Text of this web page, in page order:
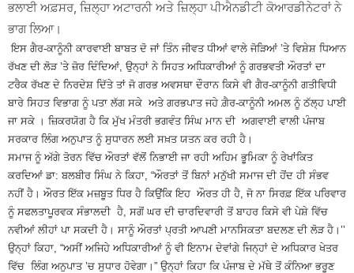
ਭਲਾਈ ਅਫ਼ਸਰ, ਜ਼ਿਲ੍ਹਾ ਅਟਾਰਨੀ ਅਤੇ ਜ਼ਿਲ੍ਹਾ ਪੀਐਨਡੀਟੀ ਕੋਆਰਡੀਨੇਟਰਾਂ ਨੇ
ਭਾਗ ਲਿਆ।
ਇਸ ਗੈਰ-ਕਾਨੂੰਨੀ ਕਾਰਵਾਈ ਬਾਬਤ ਦੋ ਜਾਂ ਤਿੰਨ ਜੀਵਤ ਧੀਆਂ ਵਾਲੇ ਜੋੜਿਆਂ ’ਤੇ ਵਿਸ਼ੇਸ਼ ਧਿਆਨ
ਰੱਖਣ ਦੀ ਲੋੜ ’ਤੇ ਜ਼ੋਰ ਦਿੰਦਿਆਂ, ਉਨ੍ਹਾਂ ਨੇ ਸਿਹਤ ਅਧਿਕਾਰੀਆਂ ਨੂੰ ਗਰਭਵਤੀ ਔਰਤਾਂ ਦਾ
ਟਰੈਕ ਰੱਖਣ ਦੇ ਨਿਰਦੇਸ਼ ਦਿੱਤੇ ਤਾਂ ਜੋ ਗਰਭ ਅਵਸਥਾ ਦੌਰਾਨ ਕਿਸੇ ਵੀ ਗੈਰ-ਕਾਨੂੰਨੀ ਗਤੀਵਿਧੀ
ਬਾਰੇ ਸਿਹਤ ਵਿਭਾਗ ਨੂੰ ਪਤਾ ਲੱਗ ਸਕੇ ਅਤੇ ਗਰਭਪਾਤ ਜਹੇ ਗ਼ੈਰ-ਕਾਨੂੰਨੀ ਅਮਲ ਨੂੰ ਠੱਲ੍ਹ ਪਾਈ
ਜਾ ਸਕੇ । ਜ਼ਿਕਰਯੋਗ ਹੈ ਕਿ ਮੁੱਖ ਮੰਤਰੀ ਭਗਵੰਤ ਸਿੰਘ ਮਾਨ ਦੀ ਅਗਵਾਈ ਵਾਲੀ ਪੰਜਾਬ
ਸਰਕਾਰ ਲਿੰਗ ਅਨੁਪਾਤ ਨੂੰ ਸੁਧਾਰਨ ਲਈ ਸਖ਼ਤ ਯਤਨ ਕਰ ਰਹੀ ਹੈ।
ਸਮਾਜ ਨੂੰ ਅੱਗੇ ਤੋਰਨ ਵਿੱਚ ਔਰਤਾਂ ਵੱਲੋਂ ਨਿਭਾਈ ਜਾ ਰਹੀ ਅਹਿਮ ਭੂਮਿਕਾ ਨੂੰ ਰੇਖਾਂਕਿਤ
ਕਰਦਿਆਂ ਡਾ: ਬਲਬੀਰ ਸਿੰਘ ਨੇ ਕਿਹਾ, “ਔਰਤਾਂ ਤੋਂ ਬਿਨਾਂ ਮਨੁੱਖੀ ਸਮਾਜ ਦੀ ਹੋਂਦ ਹੀ ਸੰਭਵ
ਨਹੀਂ ਹੈ। ਔਰਤ ਇੱਕ ਮਜ਼ਬੂਤ ਧਿਰ ਹੈ ਕਿਉਂਕਿ ਇਹ ਔਰਤ ਹੀ ਹੈ, ਜੋ ਨਾ ਸਿਰਫ਼ ਇੱਕ ਪਰਿਵਾਰ
ਨੂੰ ਸਫਲਤਾਪੂਰਵਕ ਸੰਭਾਲਦੀ ਹੈ, ਸਗੋਂ ਘਰ ਦੀ ਚਾਰਦਿਵਾਰੀ ਤੋਂ ਬਾਹਰ ਕਿਸੇ ਵੀ ਪੇਸ਼ੇ ਵਿੱਚ
ਨਵੀਆਂ ਲੀਹਾਂ ਪਾ ਸਕਦੀ ਹੈ। ਸਾਨੂੰ ਔਰਤਾਂ ਪ੍ਰਤੀ ਆਪਣੀ ਮਾਨਸਿਕਤਾ ਬਦਲਣ ਦੀ ਲੋੜ ਹੈ।’’
ਉਨ੍ਹਾਂ ਕਿਹਾ, “ਅਸੀਂ ਅਜਿਹੇ ਅਧਿਕਾਰੀਆਂ ਨੂੰ ਵੀ ਇਨਾਮ ਦੇਵਾਂਗੇ ਜਿਨ੍ਹਾਂ ਦੇ ਅਧਿਕਾਰ ਖੇਤਰ
ਵਿੱਚ ਲਿੰਗ ਅਨੁਪਾਤ ’ਚ ਸੁਧਾਰ ਹੋਵੇਗਾ।” ਉਨ੍ਹਾਂ ਕਿਹਾ ਕਿ ਪੰਜਾਬ ਦੇ ਮੱਥੇ ਤੋਂ ਕੰਨਿਆ ਭਰੂਣ